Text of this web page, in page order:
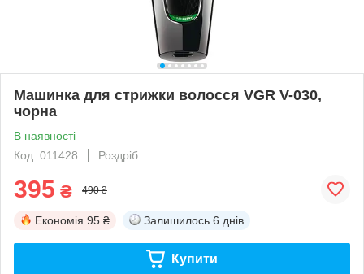
Машинка для стрижки волосся VGR V-030,
чорна
В наявності
Код: 011428
Роздріб
395 ₴ 490 ₴
Економія 95 ₴ Залишилось 6 днів
Купити